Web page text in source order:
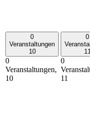
0
Veranstaltungen
10
0
Veranstaltungen,
10
0
0
11